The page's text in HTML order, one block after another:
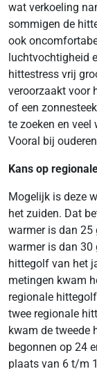
wat verkoeling
sommigen de
ook
luchtvochtigheid
hittestress vrij
veroorzaakt voor
of een
te zoeken en veel
Vooral bij
Kans op
Mogelijk is deze
het zuiden. Dat
warmer is dan 25
warmer is dan 30
hittegolf van het
metingen kwam
regionale
twee regionale
kwam de tweede
begonnen op 24
plaats van 6 t/m